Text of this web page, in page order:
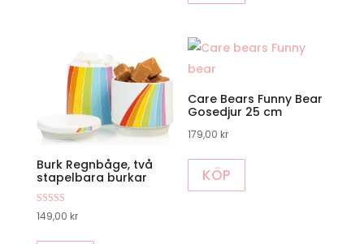
Burk Regnbåge, två
stapelbara burkar
Betygsatt
5.00
149,00 kr
Care Bears Funny Bear
Gosedjur 25 cm
179,00 kr
KÖP